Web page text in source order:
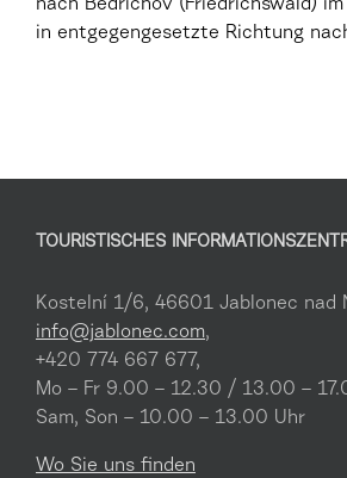
nach Bedřichov (Friedrichswald)
in entgegengesetzte Richtung
TOURISTISCHES
Kostelní 1/6, 46601 Jablonec nad
info@jablonec.com,
+420 774 667 677,
Mo – Fr 9.00 – 12.30 / 13.00 –
Sam, Son – 10.00 – 13.00 Uhr
Wo Sie uns finden